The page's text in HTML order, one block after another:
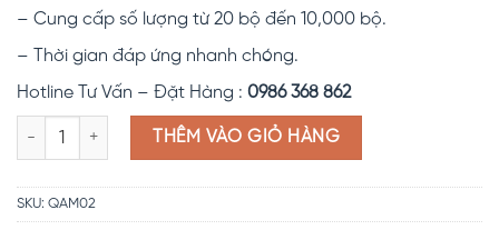
– Cung cấp số lượng từ 20 bộ đến 10,000 bộ.
– Thời gian đáp ứng nhanh chóng.
Hotline Tư Vấn – Đặt Hàng : 0986 368 862
Đồng phục quần âu nam QAM02 số lượng
THÊM VÀO GIỎ HÀNG
SKU: QAM02